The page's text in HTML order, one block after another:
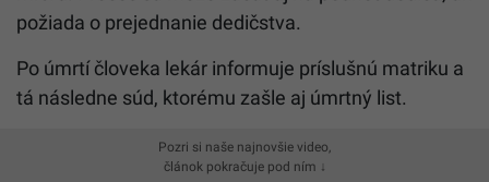
požiada o prejednanie dedičstva.
Po úmrtí človeka lekár informuje príslušnú matriku a
tá následne súd, ktorému zašle aj úmrtný list.
Pozri si naše najnovšie video,
článok pokračuje pod ním ↓